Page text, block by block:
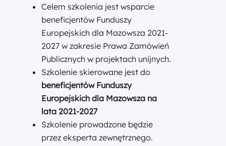
Celem szkolenia jest wsparcie
beneficjentów Funduszy
Europejskich dla Mazowsza 2021-
2027 w zakresie Prawa Zamówień
Publicznych w projektach unijnych.
Szkolenie skierowane jest do
beneficjentów Funduszy
Europejskich dla Mazowsza na
lata 2021-2027
Szkolenie prowadzone będzie
przez eksperta zewnętrznego.